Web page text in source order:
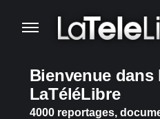
Bienvenue dans
LaTéléLibre
4000 reportages,